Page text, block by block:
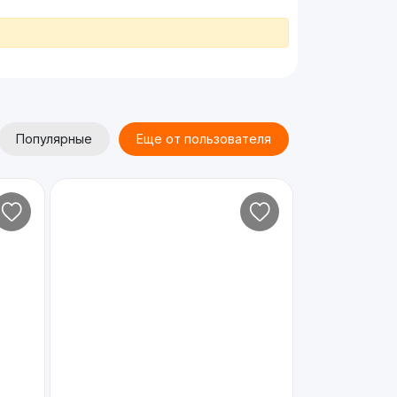
Популярные Еще от пользователя